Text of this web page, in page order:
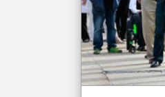
تغيير الدولة
مصادر الأخبار من سلطنة عُمان
سلطنة عُمان على مدار الساعة
klyoum.com